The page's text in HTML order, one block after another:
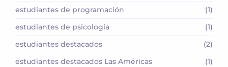
estudiantes de programación
(1)
estudiantes de psicología
(1)
estudiantes destacados
(2)
estudiantes destacados Las Américas
(1)